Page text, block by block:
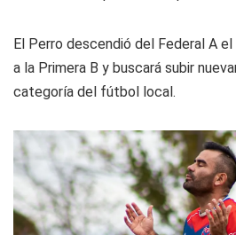
El Perro descendió del Federal A el
a la Primera B y buscará subir
categoría del fútbol local.